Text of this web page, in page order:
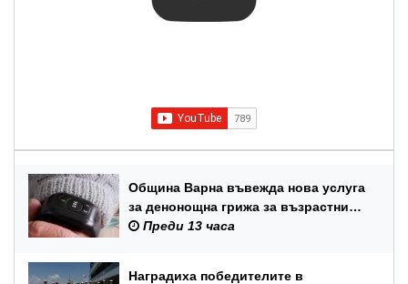
Община Варна въвежда нова услуга
за денонощна грижа за възрастни
хора и лица с трайни увреждания
Преди 13 часа
Наградиха победителите в